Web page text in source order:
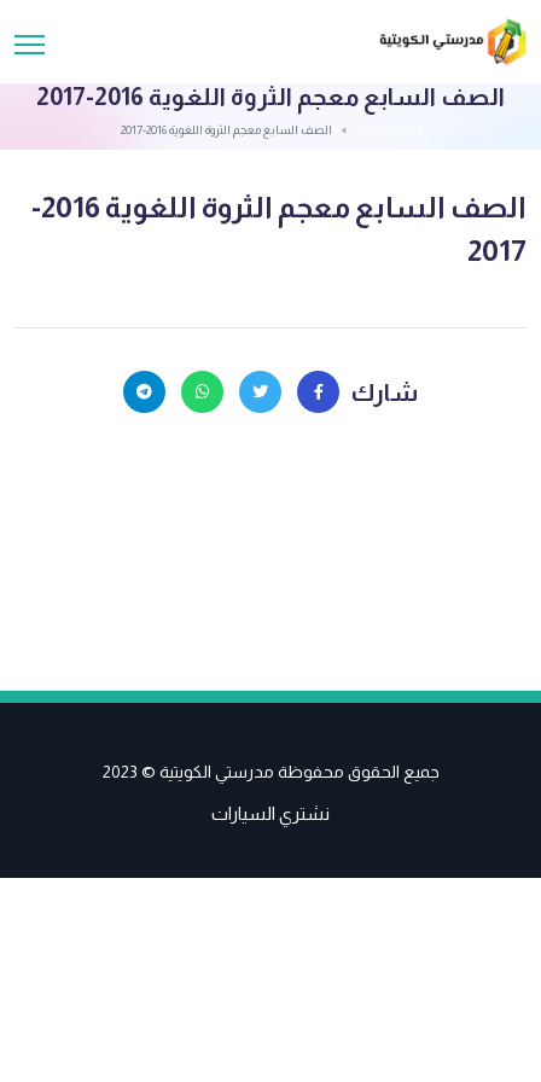
الصف السابع معجم الثروة اللغوية 2016-2017
الصف السابع معجم الثروة اللغوية 2016-2017
الصف السابع معجم الثروة اللغوية 2016-
2017
شارك
جميع الحقوق محفوظة مدرستي الكويتية © 2023
نشتري السيارات